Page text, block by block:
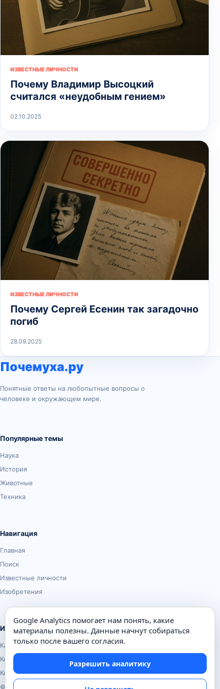
ИЗВЕСТНЫЕ ЛИЧНОСТИ
Почему Владимир Высоцкий
считался «неудобным гением»
02.10.2025
ИЗВЕСТНЫЕ ЛИЧНОСТИ
Почему Сергей Есенин так загадочно
погиб
28.09.2025
Почемуха.ру
Понятные ответы на любопытные вопросы о
человеке и окружающем мире.
Популярные темы
Наука
История
Животные
Техника
Навигация
Главная
Поиск
Известные личности
Изобретения
Информация
Карта сайта
Контакты
Конфиденциальность
© Почемуха.ру, 2010–2026
Google Analytics помогает нам понять, какие
материалы полезны. Данные начнут собираться
только после вашего согласия.
Разрешить аналитику